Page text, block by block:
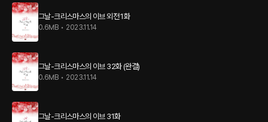
그날-크리스마스의 이브 외전 1화
0.6MB • 2023.11.14
그날-크리스마스의 이브 32화 (완결)
0.6MB • 2023.11.14
그날-크리스마스의 이브 31화